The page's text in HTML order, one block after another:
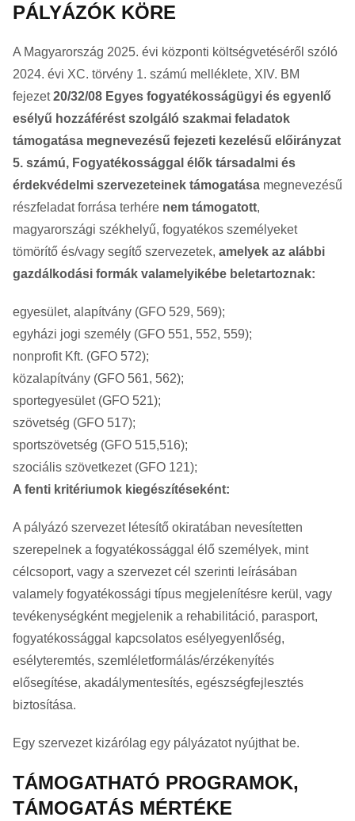
PÁLYÁZÓK KÖRE
A Magyarország 2025. évi központi költségvetéséről szóló
2024. évi XC. törvény 1. számú melléklete, XIV. BM
fejezet20/32/08 Egyes fogyatékosságügyi és egyenlő
esélyű hozzáférést szolgáló szakmai feladatok
támogatása megnevezésű fejezeti kezelésű előirányzat
5. számú, Fogyatékossággal élők társadalmi és
érdekvédelmi szervezeteinek támogatása megnevezésű
részfeladat forrása terhére nem támogatott,
magyarországi székhelyű, fogyatékos személyeket
tömörítő és/vagy segítő szervezetek, amelyek az alábbi
gazdálkodási formák valamelyikébe beletartoznak:
egyesület, alapítvány (GFO 529, 569);
egyházi jogi személy (GFO 551, 552, 559);
nonprofit Kft. (GFO 572);
közalapítvány (GFO 561, 562);
sportegyesület (GFO 521);
szövetség (GFO 517);
sportszövetség (GFO 515,516);
szociális szövetkezet (GFO 121);
A fenti kritériumok kiegészítéseként:
A pályázó szervezet létesítő okiratában nevesítetten
szerepelnek a fogyatékossággal élő személyek, mint
célcsoport, vagy a szervezet cél szerinti leírásában
valamely fogyatékossági típus megjelenítésre kerül, vagy
tevékenységként megjelenik a rehabilitáció, parasport,
fogyatékossággal kapcsolatos esélyegyenlőség,
esélyteremtés, szemléletformálás/érzékenyítés
elősegítése, akadálymentesítés, egészségfejlesztés
biztosítása.
Egy szervezet kizárólag egy pályázatot nyújthat be.
TÁMOGATHATÓ PROGRAMOK,
TÁMOGATÁS MÉRTÉKE